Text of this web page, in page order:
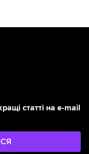
статті на e-mail